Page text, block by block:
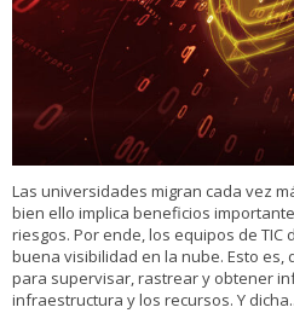
Las universidades migran cada vez
bien ello implica beneficios
riesgos. Por ende, los equipos de
buena visibilidad en la nube. Esto
para supervisar, rastrear y obtener
infraestructura y los recursos. Y